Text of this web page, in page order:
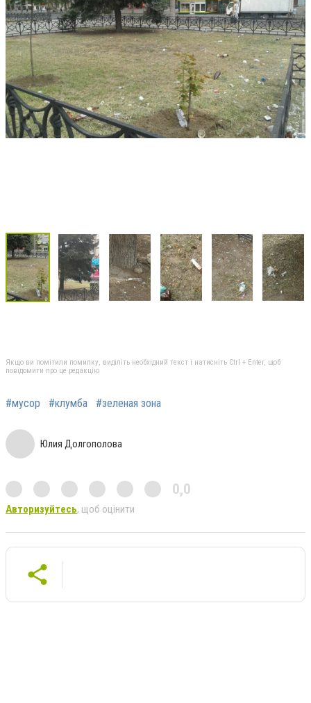
Якщо ви помітили помилку, виділіть необхідний текст і натисніть Ctrl + Enter, щоб
повідомити про це редакцію
#мусор #клумба #зеленая зона
Юлия Долгополова
0,0
Авторизуйтесь, щоб оцінити